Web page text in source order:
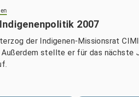
2007
der Indigenen-Missionsrat
stellte er für das nächste